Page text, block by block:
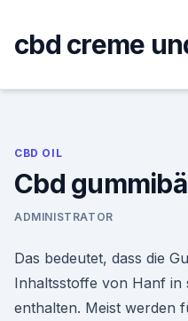
content
cbd creme
CBD OIL
Cbd
ADMINISTRATOR
Das bedeutet, dass die
Inhaltsstoffe von Hanf
enthalten. Meist werden